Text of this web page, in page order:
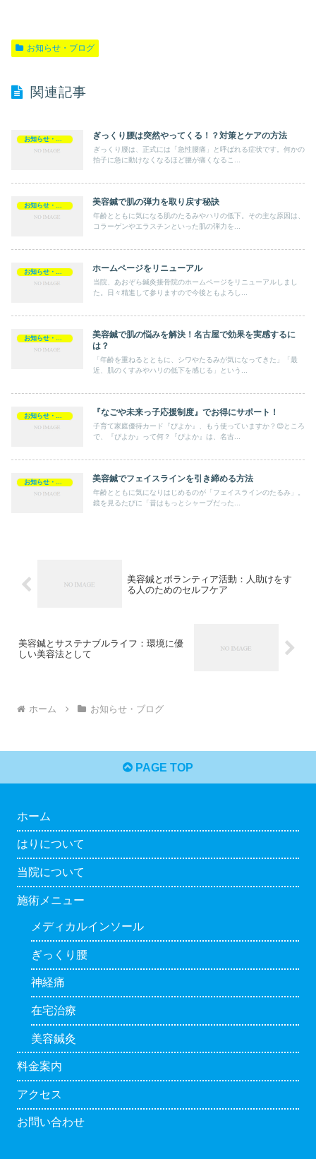
お知らせ・ブログ
関連記事
お知らせ・ブログ ぎっくり腰は突然やってくる！？対策とケアの方法
ぎっくり腰は、正式には「急性腰痛」と呼ばれる症状です。何かの
拍子に急に動けなくなるほど腰が痛くなるこ...
お知らせ・ブログ 美容鍼で肌の弾力を取り戻す秘訣
年齢とともに気になる肌のたるみやハリの低下。その主な原因は、
コラーゲンやエラスチンといった肌の弾力を...
お知らせ・ブログ ホームページをリニューアル
当院、あおぞら鍼灸接骨院のホームページをリニューアルしまし
た。日々精進して参りますので今後ともよろし...
美容鍼で肌の悩みを解決！名古屋で効果を実感するに
は？
「年齢を重ねるとともに、シワやたるみが気になってきた」「最
近、肌のくすみやハリの低下を感じる」という...
『なごや未来っ子応援制度』でお得にサポート！
子育て家庭優待カード『ぴよか』、もう使っていますか？😊ところ
で、『ぴよか』って何？『ぴよか』は、名古...
美容鍼でフェイスラインを引き締める方法
年齢とともに気になりはじめるのが「フェイスラインのたるみ」。
鏡を見るたびに「昔はもっとシャープだった...
美容鍼とボランティア活動：人助けをす
る人のためのセルフケア
美容鍼とサステナブルライフ：環境に優
しい美容法として
ホーム お知らせ・ブログ
PAGE TOP
ホーム
はりについて
当院について
施術メニュー
メディカルインソール
ぎっくり腰
神経痛
在宅治療
美容鍼灸
料金案内
アクセス
お問い合わせ